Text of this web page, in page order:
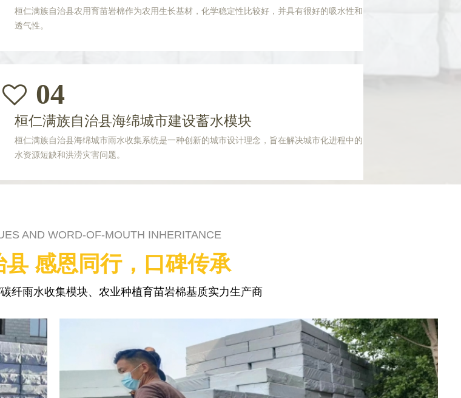
桓仁满族自治县农用育苗岩棉作为农用生长基材，化学稳定性比较好，并具有很好的吸水性和
透气性。
04
桓仁满族自治县海绵城市建设蓄水模块
桓仁满族自治县海绵城市雨水收集系统是一种创新的城市设计理念，旨在解决城市化进程中的
水资源短缺和洪涝灾害问题。
AND WORD-OF-MOUTH INHERITANCE
感恩同行，口碑传承
纤雨水收集模块、农业种植育苗岩棉基质实力生产商